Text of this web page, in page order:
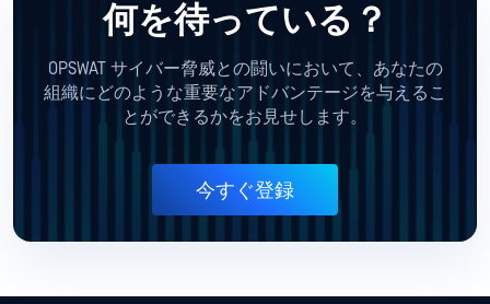
何を待っている？
OPSWAT サイバー脅威との闘いにおいて、あなたの
組織にどのような重要なアドバンテージを与えるこ
とができるかをお見せします。
今すぐ登録